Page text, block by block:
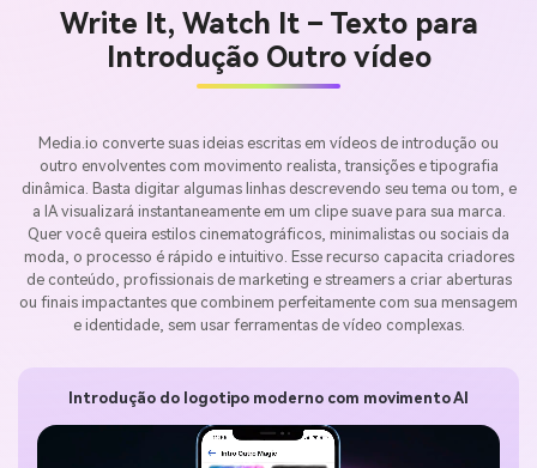
Write It, Watch It – Texto para
Introdução Outro vídeo
Media.io converte suas ideias escritas em vídeos de introdução ou
outro envolventes com movimento realista, transições e tipografia
dinâmica. Basta digitar algumas linhas descrevendo seu tema ou tom, e
a IA visualizará instantaneamente em um clipe suave para sua marca.
Quer você queira estilos cinematográficos, minimalistas ou sociais da
moda, o processo é rápido e intuitivo. Esse recurso capacita criadores
de conteúdo, profissionais de marketing e streamers a criar aberturas
ou finais impactantes que combinem perfeitamente com sua mensagem
e identidade, sem usar ferramentas de vídeo complexas.
Introdução do logotipo moderno com movimento AI